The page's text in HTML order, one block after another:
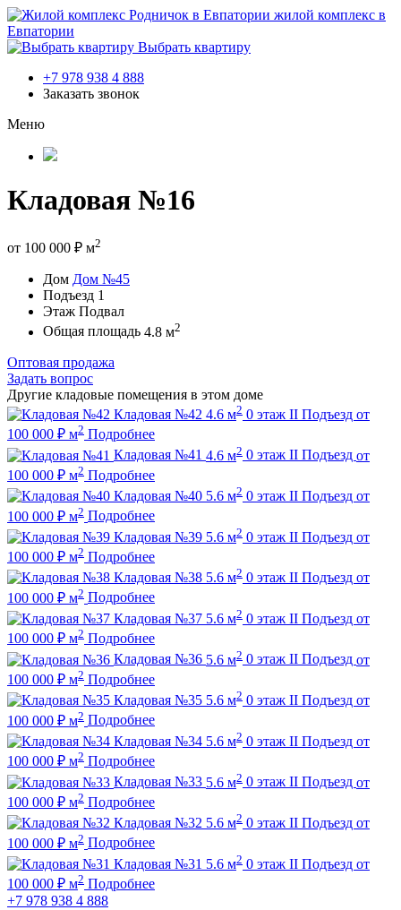
жилой комплекс в
Евпатории
Выбрать квартиру
+7 978 938 4 888
Заказать звонок
Меню
Кладовая №16
от 100 000 ₽ м2
Дом Дом №45
Подъезд 1
Этаж Подвал
Общая площадь 4.8 м2
Оптовая продажа
Задать вопрос
Другие кладовые помещения в этом доме
Кладовая №42 4.6 м2 0 этаж II Подъезд от
100 000 ₽ м2 Подробнее
Кладовая №41 4.6 м2 0 этаж II Подъезд от
100 000 ₽ м2 Подробнее
Кладовая №40 5.6 м2 0 этаж II Подъезд от
100 000 ₽ м2 Подробнее
Кладовая №39 5.6 м2 0 этаж II Подъезд от
100 000 ₽ м2 Подробнее
Кладовая №38 5.6 м2 0 этаж II Подъезд от
100 000 ₽ м2 Подробнее
Кладовая №37 5.6 м2 0 этаж II Подъезд от
100 000 ₽ м2 Подробнее
Кладовая №36 5.6 м2 0 этаж II Подъезд от
100 000 ₽ м2 Подробнее
Кладовая №35 5.6 м2 0 этаж II Подъезд от
100 000 ₽ м2 Подробнее
Кладовая №34 5.6 м2 0 этаж II Подъезд от
100 000 ₽ м2 Подробнее
Кладовая №33 5.6 м2 0 этаж II Подъезд от
100 000 ₽ м2 Подробнее
Кладовая №32 5.6 м2 0 этаж II Подъезд от
100 000 ₽ м2 Подробнее
Кладовая №31 5.6 м2 0 этаж II Подъезд от
100 000 ₽ м2 Подробнее
+7 978 938 4 888